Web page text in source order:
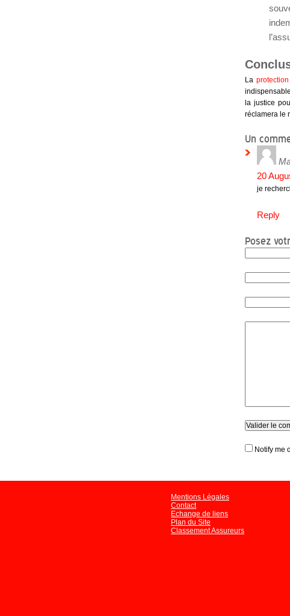
La
la justice
réclamera le
Un
20
je
Reply
Posez
Notify me
Mentions Légales
Contact
Echange de liens
Plan du Site
Classement Assureurs